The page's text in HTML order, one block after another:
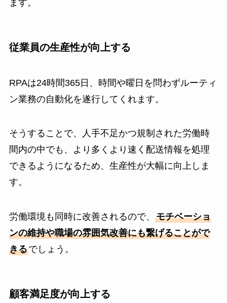
ます。
従業員の生産性が向上する
RPAは24時間365日、時間や曜日を問わずルーティ
ン業務の自動化を遂行してくれます。
そうすることで、人手不足かつ規制された労働時
間内の中でも、より多くより速く配送情報を処理
できるようになるため、生産性が大幅に向上しま
す。
労働環境も同時に改善されるので、 モチベーショ
ンの維持や職場の雰囲気改善にも繋げることがで
きるでしょう。
顧客満足度が向上する